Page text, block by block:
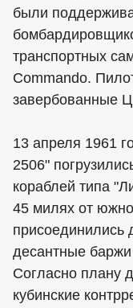
были
транспортных
Commando.
завербованные
13 апреля 1961
2506"
кораблей типа
45 милях от
присоединились
десантные баржи
Согласно плану
кубинские